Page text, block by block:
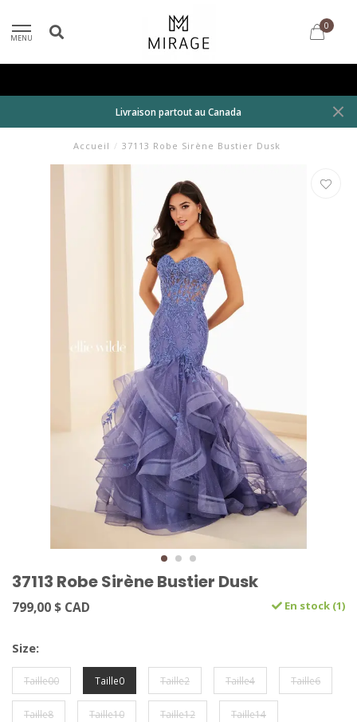
MENU
0
Livraison partout au Canada
Accueil / 37113 Robe Sirène Bustier Dusk
37113 Robe Sirène Bustier Dusk
799,00 $ CAD En stock (1)
Size:
Taille00 Taille0 Taille2 Taille4 Taille6
Taille8 Taille10 Taille12 Taille14